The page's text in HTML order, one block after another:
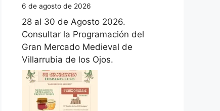
6 de agosto de 2026
28 al 30 de Agosto 2026.
Consultar la Programación del
Gran Mercado Medieval de
Villarrubia de los Ojos.